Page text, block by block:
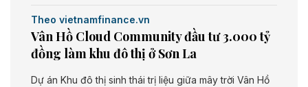
Theo vietnamfinance.vn
Vân Hồ Cloud Community đầu tư 3.000 tỷ
đồng làm khu đô thị ở Sơn La
Dự án Khu đô thị sinh thái trị liệu giữa mây trời Vân Hồ